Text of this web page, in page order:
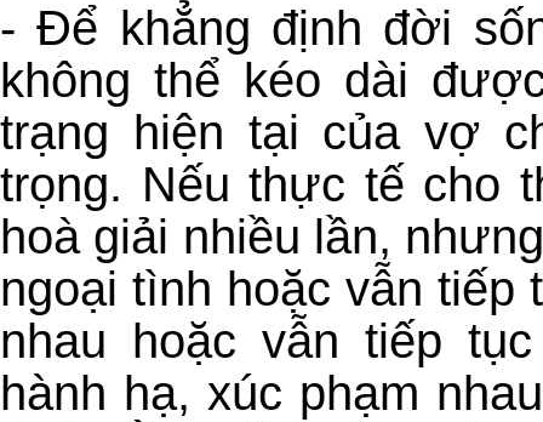
- Để khẳng định đời
không thể kéo dài
trạng hiện tại của vợ
trọng. Nếu thực tế cho
hoà giải nhiều lần,
ngoại tình hoặc vẫn tiếp
nhau hoặc vẫn tiếp
hành hạ, xúc phạm